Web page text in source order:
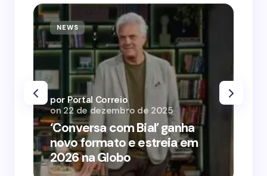
NEWS
‘Conversa com Bial’ ganha
novo formato e estreia em
2026 na Globo
por Portal Correio
on 22 de dezembro de 2025